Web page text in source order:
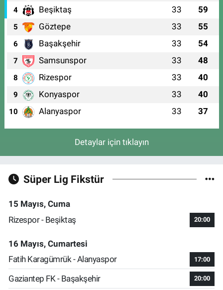
4 Beşiktaş 33 59
5 Göztepe 33 55
6 Başakşehir 33 54
7 Samsunspor 33 48
8 Rizespor 33 40
9 Konyaspor 33 40
10 Alanyaspor 33 37
Detaylar için tıklayın
Süper Lig Fikstür
15 Mayıs, Cuma
Rizespor - Beşiktaş
20:00
16 Mayıs, Cumartesi
Fatih Karagümrük - Alanyaspor
17:00
Gaziantep FK - Başakşehir 20:00